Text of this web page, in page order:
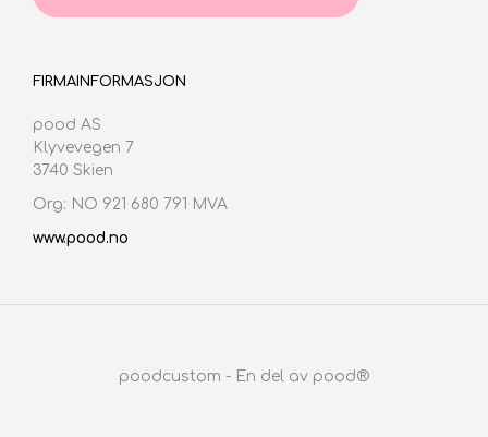
FIRMAINFORMASJON
pood AS
Klyvevegen 7
3740 Skien
Org: NO 921 680 791 MVA
www.pood.no
poodcustom - En del av pood®